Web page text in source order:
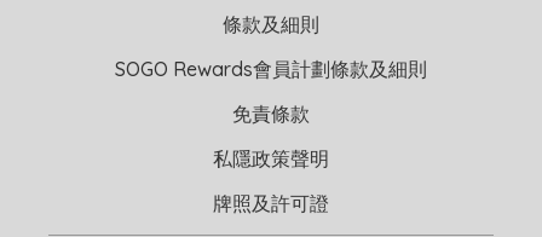
條款及細則
SOGO Rewards會員計劃條款及細則
免責條款
私隱政策聲明
牌照及許可證